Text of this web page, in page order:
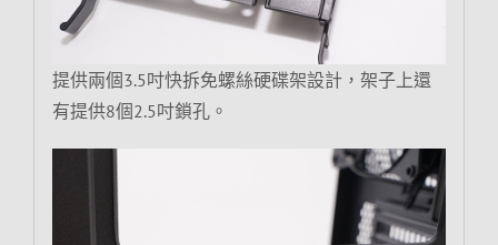
提供兩個3.5吋快拆免螺絲硬碟架設計，架子上還
有提供8個2.5吋鎖孔。